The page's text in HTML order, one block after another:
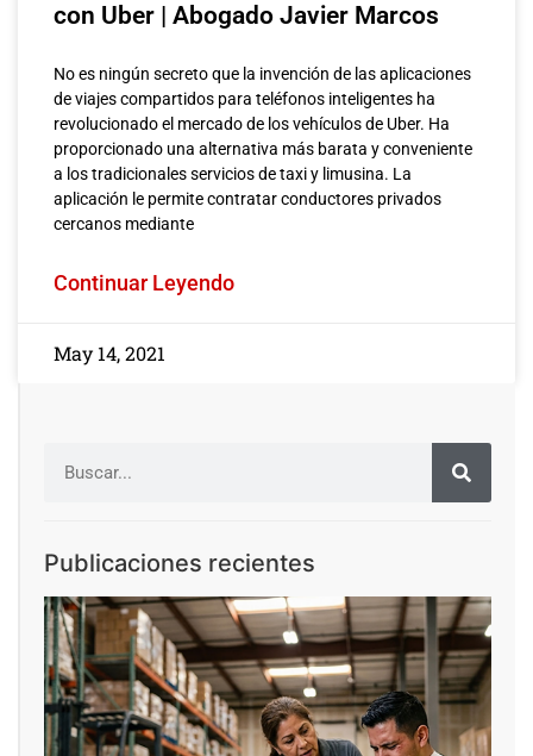
con Uber | Abogado Javier Marcos
No es ningún secreto que la invención de las aplicaciones
de viajes compartidos para teléfonos inteligentes ha
revolucionado el mercado de los vehículos de Uber. Ha
proporcionado una alternativa más barata y conveniente
a los tradicionales servicios de taxi y limusina. La
aplicación le permite contratar conductores privados
cercanos mediante
Continuar Leyendo
May 14, 2021
Publicaciones recientes